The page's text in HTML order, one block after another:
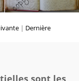
| Dernière
sont les